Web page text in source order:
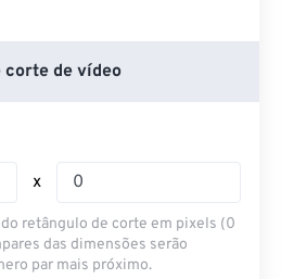
corte de vídeo
x
retângulo de corte em pixels (0
das dimensões serão
par mais próximo.